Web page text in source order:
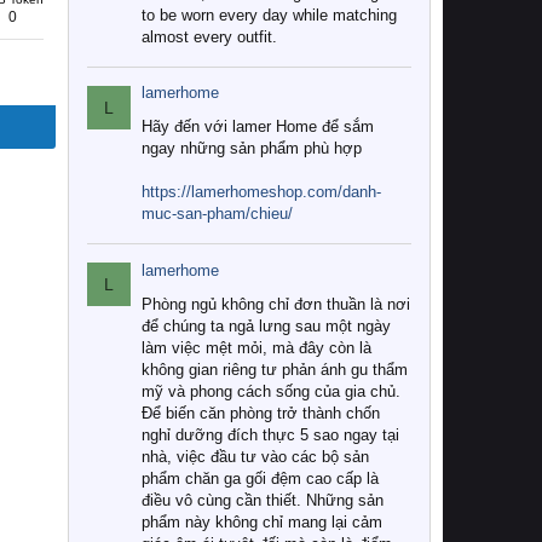
0
to be worn every day while matching
almost every outfit.
L
lamerhome
Hãy đến với lamer Home để sắm
ngay những sản phẩm phù hợp
https://lamerhomeshop.com/danh-
muc-san-pham/chieu/
L
lamerhome
Phòng ngủ không chỉ đơn thuần là nơi
để chúng ta ngả lưng sau một ngày
làm việc mệt mỏi, mà đây còn là
không gian riêng tư phản ánh gu thẩm
mỹ và phong cách sống của gia chủ.
Để biến căn phòng trở thành chốn
nghỉ dưỡng đích thực 5 sao ngay tại
nhà, việc đầu tư vào các bộ sản
phẩm chăn ga gối đệm cao cấp là
điều vô cùng cần thiết. Những sản
phẩm này không chỉ mang lại cảm